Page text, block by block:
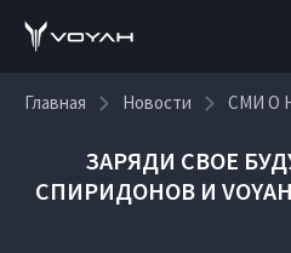
Главная Новости СМИ О
ЗАРЯДИ СВОЕ
СПИРИДОНОВ И VOYAH